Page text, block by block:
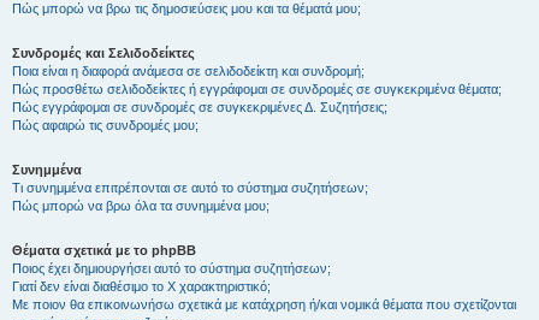
Πώς μπορώ να βρω τις δημοσιεύσεις μου και τα θέματά μου;
Συνδρομές και Σελιδοδείκτες
Ποια είναι η διαφορά ανάμεσα σε σελιδοδείκτη και συνδρομή;
Πώς προσθέτω σελιδοδείκτες ή εγγράφομαι σε συνδρομές σε συγκεκριμένα θέματα;
Πώς εγγράφομαι σε συνδρομές σε συγκεκριμένες Δ. Συζητήσεις;
Πώς αφαιρώ τις συνδρομές μου;
Συνημμένα
Τι συνημμένα επιτρέπονται σε αυτό το σύστημα συζητήσεων;
Πώς μπορώ να βρω όλα τα συνημμένα μου;
Θέματα σχετικά με το phpBB
Ποιος έχει δημιουργήσει αυτό το σύστημα συζητήσεων;
Γιατί δεν είναι διαθέσιμο το Χ χαρακτηριστικό;
Με ποιον θα επικοινωνήσω σχετικά με κατάχρηση ή/και νομικά θέματα που σχετίζονται